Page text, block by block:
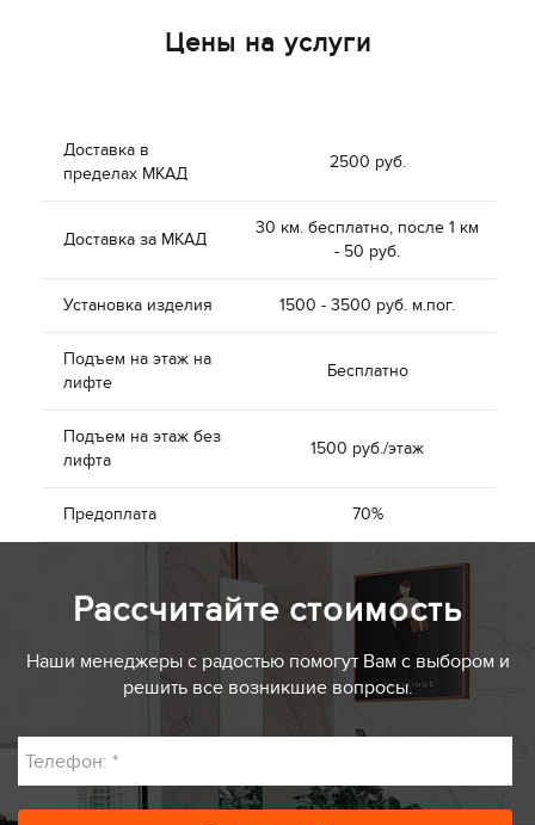
Цены на услуги
Доставка в
пределах МКАД
2500 руб.
Доставка за МКАД
30 км. бесплатно, после 1 км
- 50 руб.
Установка изделия 1500 - 3500 руб. м.пог.
Подъем на этаж на
лифте
Бесплатно
Подъем на этаж без
лифта
1500 руб./этаж
Предоплата 70%
Рассчитайте стоимость
Наши менеджеры с радостью помогут Вам с выбором и
решить все возникшие вопросы.
Телефон: *